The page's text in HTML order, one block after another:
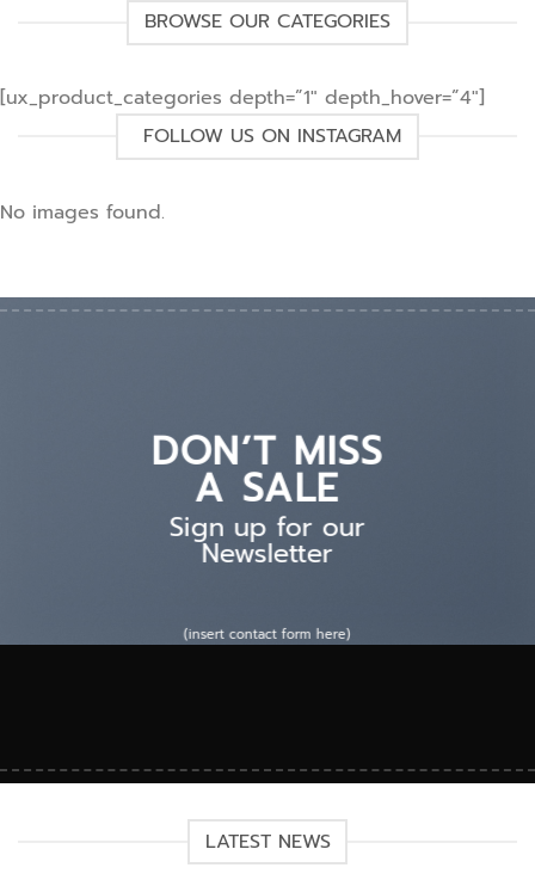
BROWSE OUR CATEGORIES
[ux_product_categories depth=”1″ depth_hover=”4″]
FOLLOW US ON INSTAGRAM
No images found.
DON’T MISS
A SALE
Sign up for our
Newsletter
(insert contact form here)
LATEST NEWS